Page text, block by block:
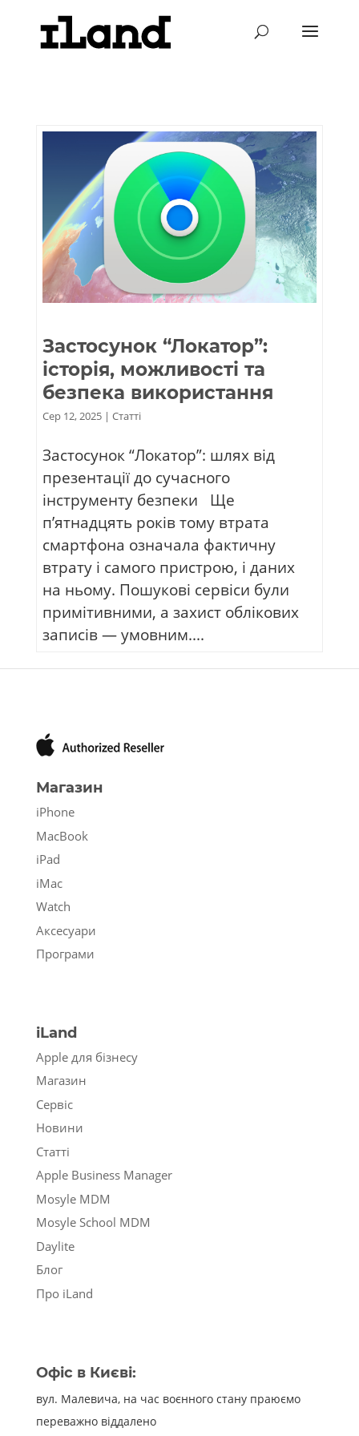
Застосунок “Локатор”:
історія, можливості та
безпека використання
Сер 12, 2025| Статті
Застосунок “Локатор”: шлях від
презентації до сучасного
інструменту безпеки Ще
п’ятнадцять років тому втрата
смартфона означала фактичну
втрату і самого пристрою, і даних
на ньому. Пошукові сервіси були
примітивними, а захист облікових
записів — умовним....
Магазин
iPhone
MacBook
iPad
iMac
Watch
Аксесуари
Програми
iLand
Apple для бізнесу
Магазин
Сервіс
Новини
Статті
Apple Business Manager
Mosyle MDM
Mosyle School MDM
Daylite
Блог
Про iLand
Офіс в Києві:
вул. Малевича, на час воєнного стану праюємо
переважно віддалено